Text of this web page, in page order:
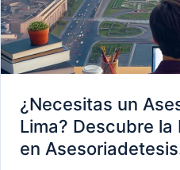
¿Necesitas un
Lima? Descubre la
en